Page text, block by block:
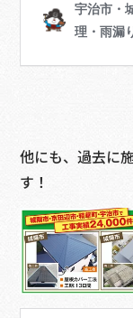
他にも、過去に
す！